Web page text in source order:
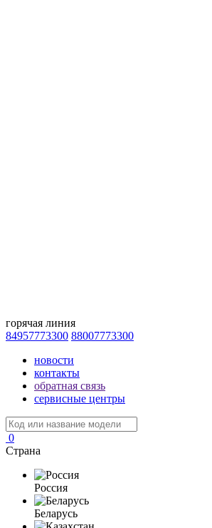
горячая линия
84957773300 88007773300
новости
контакты
обратная связь
сервисные центры
0
Страна
Россия
Беларусь